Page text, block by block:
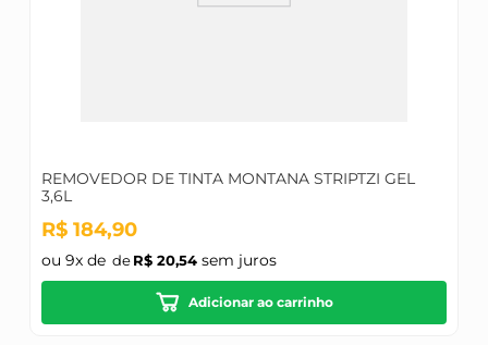
REMOVEDOR DE TINTA MONTANA STRIPTZI GEL
3,6L
R$ 184,90
ou 9x de R$ 20,54sem juros
Adicionar ao carrinho